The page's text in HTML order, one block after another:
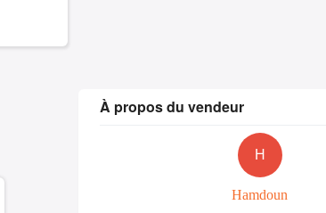
À propos du vendeur
H
Hamdoun